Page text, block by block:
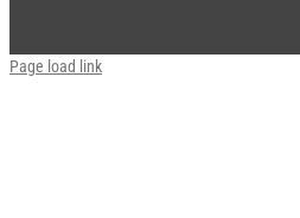
Page load link